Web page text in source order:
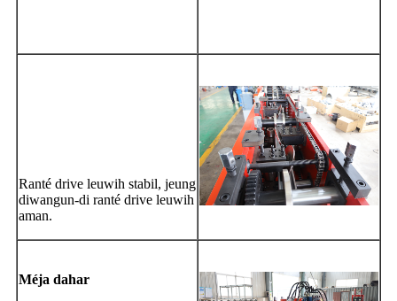
Ranté drive leuwih stabil, jeung
diwangun-di ranté drive leuwih
aman.
Méja dahar